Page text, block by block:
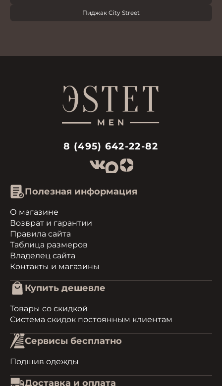
Пиджак City Street
8 (495) 642-22-82
Полезная информация
О магазине
Возврат и гарантии
Правила сайта
Таблица размеров
Владелец сайта
Контакты и магазины
Купить дешевле
Товары со скидкой
Система скидок постоянным клиентам
Сервисы бесплатно
Подшив одежды
Доставка и оплата